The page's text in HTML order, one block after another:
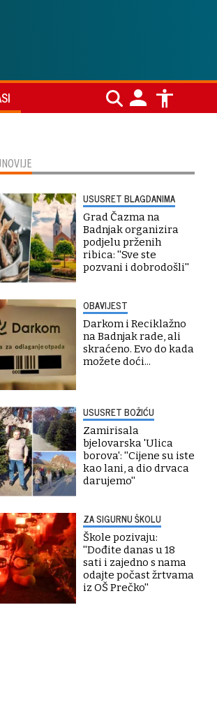
USUSRET BLAGDANIMA
Grad Čazma na
Badnjak organizira
podjelu prženih
ribica: ''Sve ste
pozvani i dobrodošli''
OBAVIJEST
Darkom i Reciklažno
na Badnjak rade, ali
skraćeno. Evo do kada
možete doći...
USUSRET BOŽIĆU
Zamirisala
bjelovarska 'Ulica
borova': ''Cijene su iste
kao lani, a dio drvaca
darujemo''
ZA SIGURNU ŠKOLU
Škole pozivaju:
''Dođite danas u 18
sati i zajedno s nama
odajte počast žrtvama
iz OŠ Prečko''